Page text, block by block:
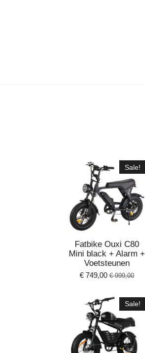
Sale!
Fatbike Ouxi C80
Mini black + Alarm +
Voetsteunen
€ 749,00 € 999,00
Sale!